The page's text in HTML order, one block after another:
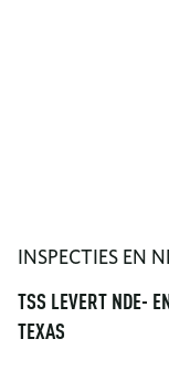
INSPECTIES EN
TSS LEVERT NDE-
TEXAS